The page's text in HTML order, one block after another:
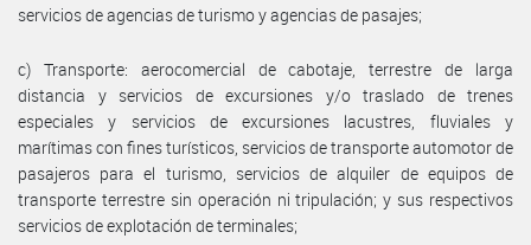
servicios de agencias de turismo y agencias de pasajes;
c) Transporte: aerocomercial de cabotaje, terrestre de larga
distancia y servicios de excursiones y/o traslado de trenes
especiales y servicios de excursiones lacustres, fluviales y
marítimas con fines turísticos, servicios de transporte automotor de
pasajeros para el turismo, servicios de alquiler de equipos de
transporte terrestre sin operación ni tripulación; y sus respectivos
servicios de explotación de terminales;